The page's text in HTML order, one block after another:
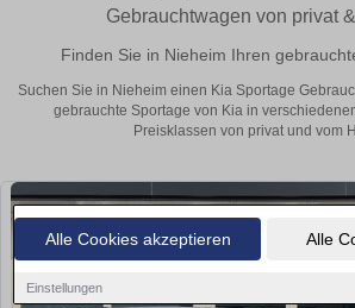
Alle Cookies akzeptieren Alle
Einstellungen
Gebrauchtwagen von privat
Finden Sie in Nieheim Ihren
Suchen Sie in Nieheim einen Kia Sportage
gebrauchte Sportage von Kia in
Preisklassen von privat und vom